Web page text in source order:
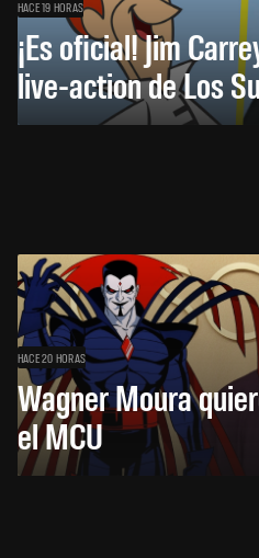
HACE 19 HORAS
¡Es oficial! Jim
live-action de Los
HACE 20 HORAS
Wagner Moura
el MCU